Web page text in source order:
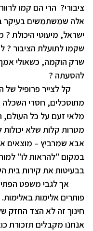
ציבורי? הרי הם קמו
אלה שמשתמשים בעיקר
ישראל, מיעוטי היכולת
שקמו לתועלת הציבור ?
שרק הוקמה, כשאולי
להסעתה ?
קל לצייר פרופיל
מתוסכלים, חסרי
מלאי זעם על כל
מטרות קלות שלא
אבא שמרביץ – מוצאים
במקום "להראות לו"
בבעיטות את קירות בית
אך לגבי משפט
פותרים אלימות
חינוך זה לא הצד החזק
אנחנו מקבלים תזכורת